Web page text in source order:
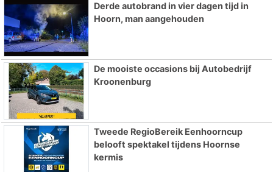
Derde autobrand in vier dagen tijd in
Hoorn, man aangehouden
De mooiste occasions bij Autobedrijf
Kroonenburg
Tweede RegioBereik Eenhoorncup
belooft spektakel tijdens Hoornse
kermis